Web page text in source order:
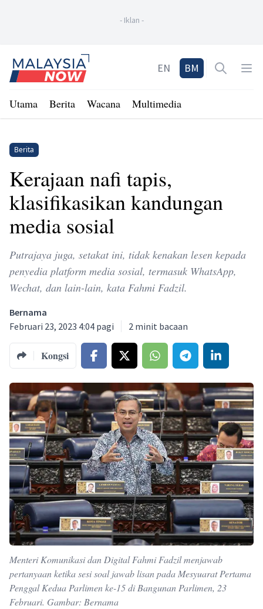
- Iklan -
Home
EN BM Open
Utama Berita Wacana Multimedia
Berita
Kerajaan nafi tapis,
klasifikasikan kandungan
media sosial
Putrajaya juga, setakat ini, tidak kenakan lesen kepada
penyedia platform media sosial, termasuk WhatsApp,
Wechat, dan lain-lain, kata Fahmi Fadzil.
Bernama
Februari 23, 2023 4:04 pagi
2 minit bacaan
Kongsi
Menteri Komunikasi dan Digital Fahmi Fadzil menjawab
pertanyaan ketika sesi soal jawab lisan pada Mesyuarat Pertama
Penggal Kedua Parlimen ke-15 di Bangunan Parlimen, 23
Februari. Gambar: Bernama